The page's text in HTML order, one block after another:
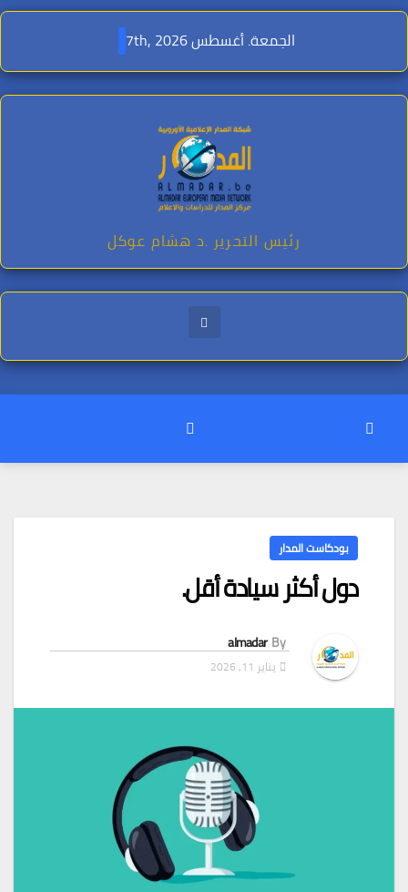
Skip
content
الجمعة. أغسطس 7th, 2026
رئيس التحرير .د هشام عوكل
بودكاست المدار
دول أكثر سيادة أقل.
By
almadar
يناير 11, 2026